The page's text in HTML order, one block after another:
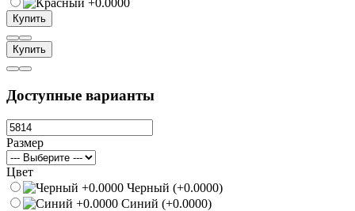
Купить
Купить
Доступные варианты
Размер
Цвет
Черный (+0.0000)
Синий (+0.0000)